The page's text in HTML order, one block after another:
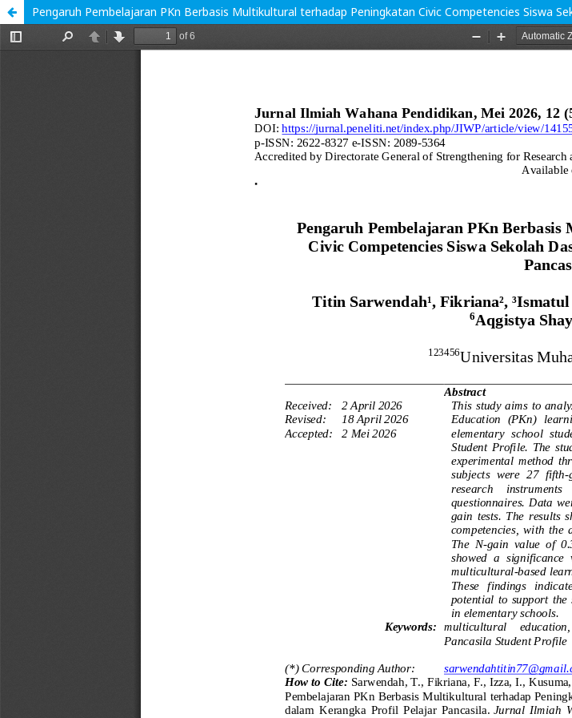
Pengaruh Pembelajaran PKn Berbasis Multikultural terhadap Peningkatan Civic Competencies Siswa